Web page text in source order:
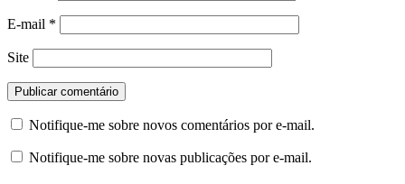
E-mail *
Site
Notifique-me sobre novos comentários por e-mail.
Notifique-me sobre novas publicações por e-mail.